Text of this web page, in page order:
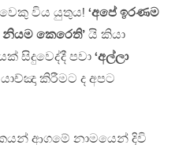
විය යුතුය! ‘අපේ ඉරණම
කෙරෙති’ යි කියා
සිදුවෙද්දී පවා ‘අල්ලා
කිරීමට ද අපට
ආගමේ නාමයෙන් දිවි